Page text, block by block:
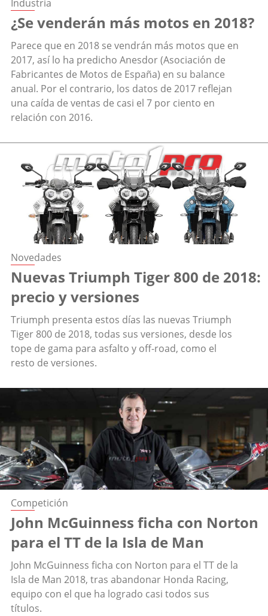
Industria
¿Se venderán más motos en 2018?
Parece que en 2018 se vendrán más motos que en
2017, así lo ha predicho Anesdor (Asociación de
Fabricantes de Motos de España) en su balance
anual. Por el contrario, los datos de 2017 reflejan
una caída de ventas de casi el 7 por ciento en
relación con 2016.
Novedades
Nuevas Triumph Tiger 800 de 2018:
precio y versiones
Triumph presenta estos días las nuevas Triumph
Tiger 800 de 2018, todas sus versiones, desde los
tope de gama para asfalto y off-road, como el
resto de versiones.
Competición
John McGuinness ficha con Norton
para el TT de la Isla de Man
John McGuinness ficha con Norton para el TT de la
Isla de Man 2018, tras abandonar Honda Racing,
equipo con el que ha logrado casi todos sus
títulos.